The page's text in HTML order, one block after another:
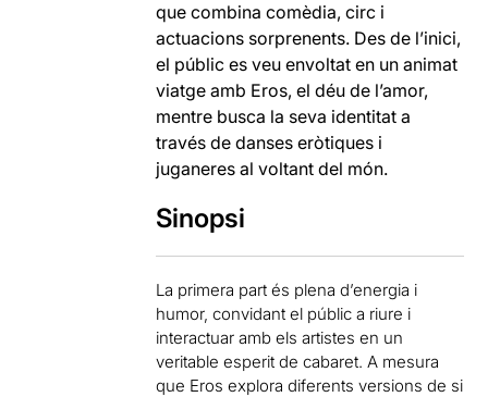
que combina comèdia, circ i
actuacions sorprenents. Des de l’inici,
el públic es veu envoltat en un animat
viatge amb Eros, el déu de l’amor,
mentre busca la seva identitat a
través de danses eròtiques i
juganeres al voltant del món.
Sinopsi
La primera part és plena d’energia i
humor, convidant el públic a riure i
interactuar amb els artistes en un
veritable esperit de cabaret. A mesura
que Eros explora diferents versions de si